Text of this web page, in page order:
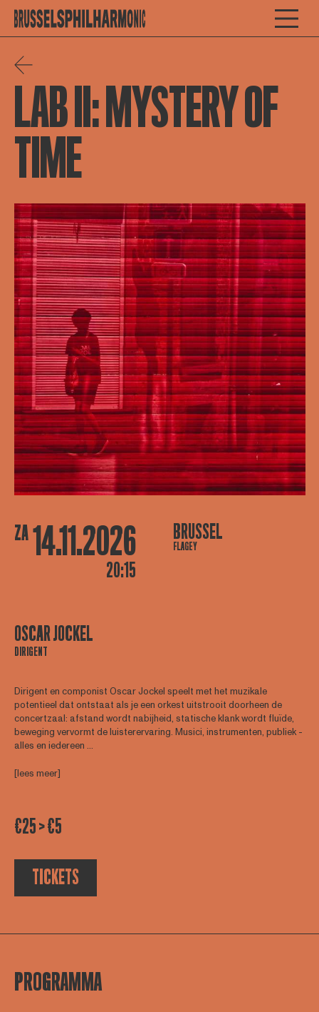
LAB II: MYSTERY OF
TIME
ZA 14.11.2026
20:15
BRUSSEL
FLAGEY
OSCAR JOCKEL
DIRIGENT
Dirigent en componist Oscar Jockel speelt met het muzikale
potentieel dat ontstaat als je een orkest uitstrooit doorheen de
concertzaal: afstand wordt nabijheid, statische klank wordt fluïde,
beweging vervormt de luisterervaring. Musici, instrumenten, publiek -
alles en iedereen ...
[lees meer]
€25 > €5
TICKETS
PROGRAMMA